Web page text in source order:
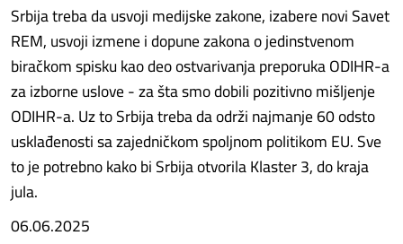
Srbija treba da usvoji medijske zakone, izabere novi Savet
REM, usvoji izmene i dopune zakona o jedinstvenom
biračkom spisku kao deo ostvarivanja preporuka ODIHR-a
za izborne uslove - za šta smo dobili pozitivno mišljenje
ODIHR-a. Uz to Srbija treba da održi najmanje 60 odsto
usklađenosti sa zajedničkom spoljnom politikom EU. Sve
to je potrebno kako bi Srbija otvorila Klaster 3, do kraja
jula.
06.06.2025